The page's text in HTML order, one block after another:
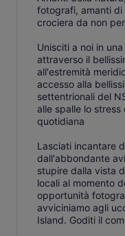
fotografi, amanti di
crociera da non
Unisciti a noi in
attraverso il
all'estremità
accesso alla
settentrionali del
alle spalle lo
quotidiana
Lasciati incantare
dall'abbondante
stupire dalla vista
locali al momento
opportunità
avviciniamo agli
Island. Goditi il